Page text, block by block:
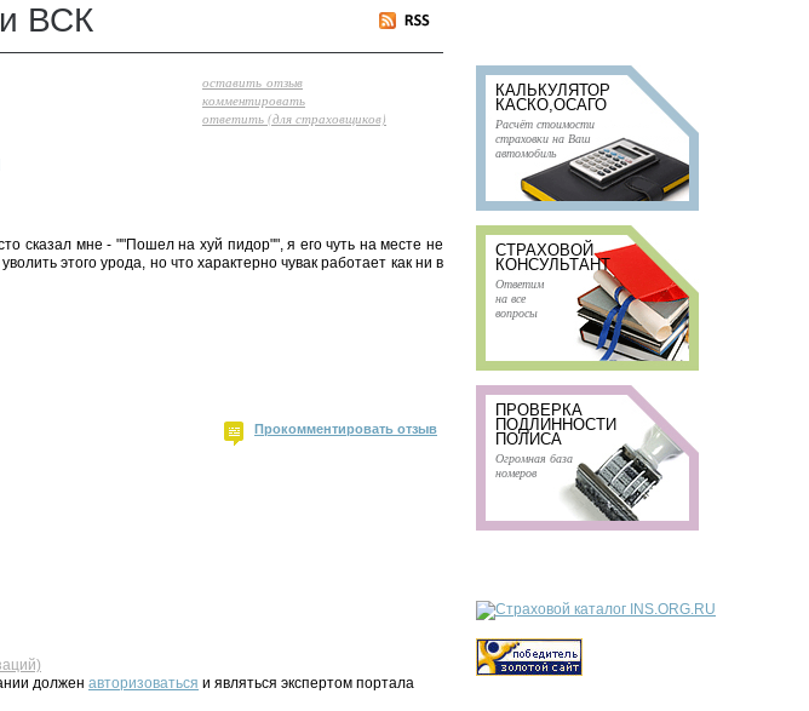
ВСК
оставить отзыв
комментировать
ответить (для страховщиков)
сказал мне - ""Пошел на хуй пидор"", я его чуть на месте не
этого урода, но что характерно чувак работает как ни в
Прокомментировать отзыв
должен авторизоваться и являться экспертом портала
КАЛЬКУЛЯТОР
КАСКО,ОСАГО
Расчёт стоимости
страховки на Ваш
автомобиль
СТРАХОВОЙ
КОНСУЛЬТАНТ
Ответим
на все
вопросы
ПРОВЕРКА
ПОДЛИННОСТИ
ПОЛИСА
Огромная база
номеров